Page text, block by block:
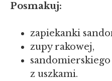
Posmakuj:
zapiekanki
zupy rakowej,
z uszkami.